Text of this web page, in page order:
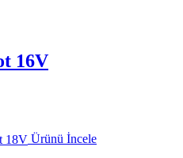
16V
Ürünü İncele